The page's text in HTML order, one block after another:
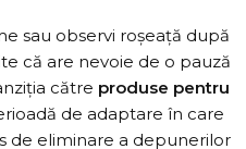
sau observi roșeață după
că are nevoie de o pauză
către produse pentru
de adaptare în care
de eliminare a depunerilor